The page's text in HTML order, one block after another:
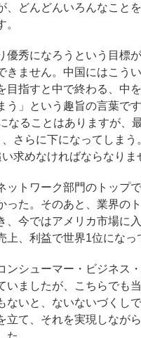
、どんどんいろんなこと
秀になろうという目標が
きません。中国にはこう
目指すと中で終わる、中
う」という趣旨の言葉で
なることはありますが、
さらに下になってしまう
求めなければならなりま
トワーク部門のトップ
った。そのあと、業界の
、今ではアメリカ市場に
上、利益で世界1位になっ
シューマー・ビジネス
いましたが、こちらでも
ないと、ないないづくし
立て、それを実現しなが